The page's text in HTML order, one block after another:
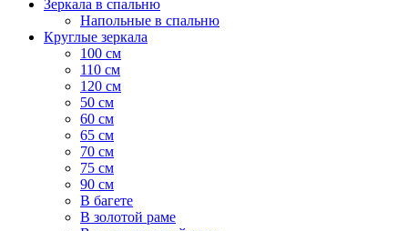
Зеркала в спальню
Напольные в спальню
Круглые зеркала
100 см
110 см
120 см
50 см
60 см
65 см
70 см
75 см
90 см
В багете
В золотой раме